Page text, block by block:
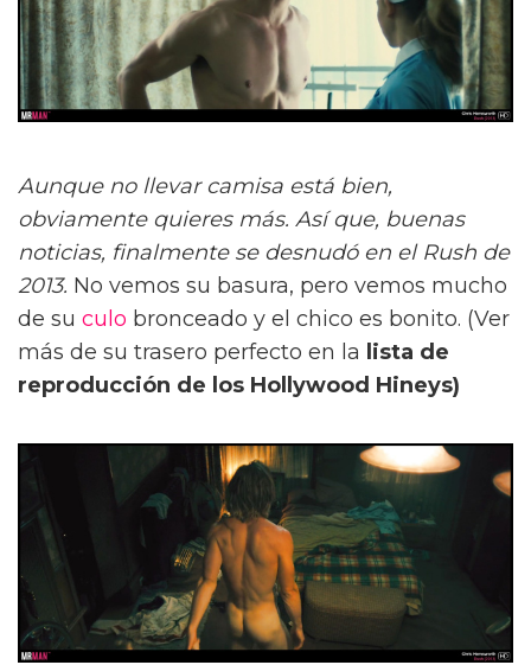
Aunque no llevar camisa está bien,
obviamente quieres más. Así que, buenas
noticias, finalmente se desnudó en el Rush de
2013. No vemos su basura, pero vemos mucho
de su culo bronceado y el chico es bonito. (Ver
más de su trasero perfecto en la lista de
reproducción de los Hollywood Hineys)